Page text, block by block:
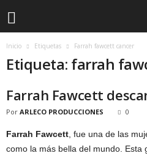
Inicio Etiquetas Farrah fawcett cancer
Etiqueta: farrah
Farrah Fawcett
Por ARLECO PRODUCCIONES 0
Farrah Fawcett , fue una de las
como la más bella del mundo. Esta